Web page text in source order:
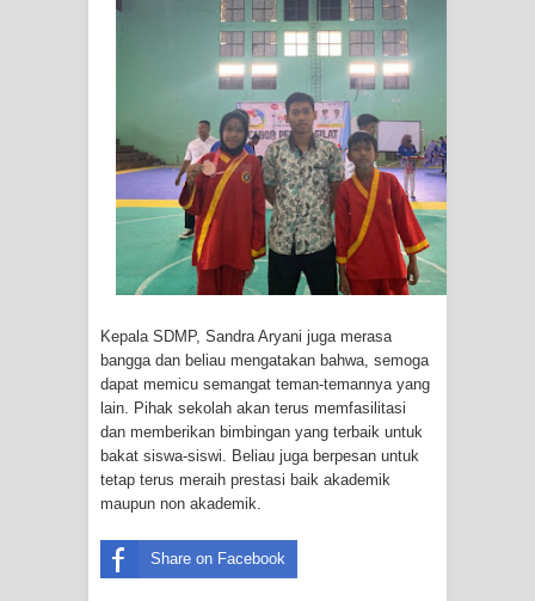
Kepala SDMP, Sandra Aryani juga merasa
bangga dan beliau mengatakan bahwa, semoga
dapat memicu semangat teman-temannya yang
lain. Pihak sekolah akan terus memfasilitasi
dan memberikan bimbingan yang terbaik untuk
bakat siswa-siswi. Beliau juga berpesan untuk
tetap terus meraih prestasi baik akademik
maupun non akademik.
Share on Facebook